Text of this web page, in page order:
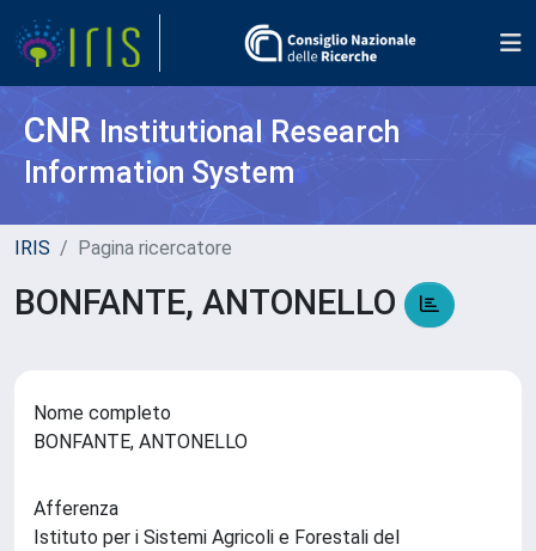
CNR Institutional Research
Information System
IRIS Pagina ricercatore
BONFANTE, ANTONELLO
Nome completo
BONFANTE, ANTONELLO
Afferenza
Istituto per i Sistemi Agricoli e Forestali del